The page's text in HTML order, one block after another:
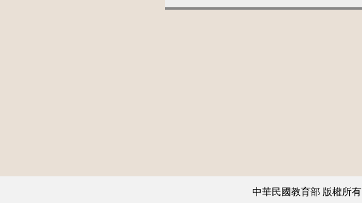
中華民國教育部 版權所有